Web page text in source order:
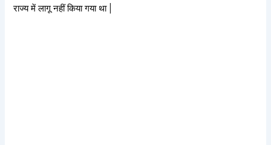
राज्य में लागू नहीं किया गया था |